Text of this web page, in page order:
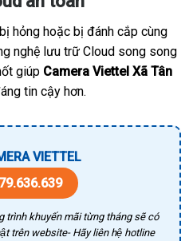
hỏng hoặc bị đánh cắp cùng
nghệ lưu trữ Cloud song song
giúp Camera Viettel Xã Tân
tin cậy hơn.
VIETTEL
trình khuyến mãi từng tháng sẽ có
trên website- Hãy liên hệ hotline